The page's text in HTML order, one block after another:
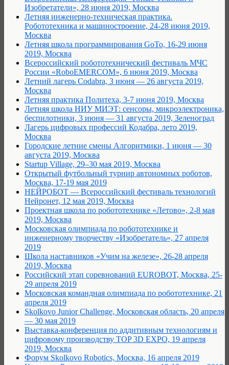
Изобретатели», 28 июня 2019, Москва
Летняя инженерно-техническая практика.
Робототехника и машиностроение, 24-28 июня 2019,
Москва
Летняя школа программирования GoTo, 16-29 июня
2019, Москва
Всероссийский робототехнический фестиваль МЧС
России «RoboEMERCOM», 6 июня 2019, Москва
Летний лагерь Codabra, 3 июня — 26 августа 2019,
Москва
Летняя практика Политеха, 3-7 июня 2019, Москва
Летняя школа НИУ МИЭТ: сенсоры, микроэлектроника,
беспилотники, 3 июня — 31 августа 2019, Зеленоград
Лагерь цифровых профессий Кодабра, лето 2019,
Москва
Городские летние смены Алгоритмики, 1 июня — 30
августа 2019, Москва
Startup Village, 29–30 мая 2019, Москва
Открытый футбольный турнир автономных роботов,
Москва, 17-19 мая 2019
НЕЙРОБОТ — Всероссийский фестиваль технологий
Нейронет, 12 мая 2019, Москва
Проектная школа по робототехнике «Летово», 2-8 мая
2019, Москва
Московская олимпиада по робототехнике и
инженерному творчеству «Изобретатель», 27 апреля
2019
Школа наставников «Учим на железе», 26-28 апреля
2019, Москва
Российский этап соревнований EUROBOT, Москва, 25-
29 апреля 2019
Московская командная олимпиада по робототехнике, 21
апреля 2019
Skolkovo Junior Challenge, Московская область, 20 апреля
— 30 мая 2019
Выставка-конференция по аддитивным технологиям и
цифровому производству TOP 3D EXPO, 19 апреля
2019, Москва
Форум Skolkovo Robotics, Москва, 16 апреля 2019